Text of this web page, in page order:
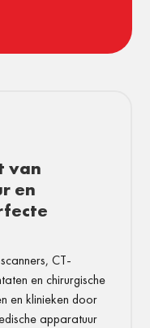
van
en
CT-
en chirurgische
en klinieken door
apparatuur